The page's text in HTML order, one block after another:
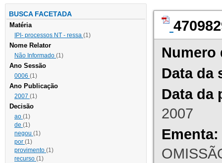
BUSCA FACETADA
Matéria
IPI- processos NT - ressa (1)
Nome Relator
Não Informado (1)
Ano Sessão
0006 (1)
Ano Publicação
2007 (1)
Decisão
ao (1)
de (1)
negou (1)
por (1)
provimento (1)
recurso (1)
Numero
Data da
Data da
2007
Ementa: